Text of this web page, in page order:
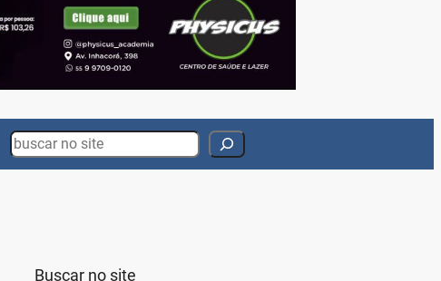
Search
Buscar no site